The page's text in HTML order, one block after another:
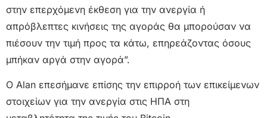
στην επερχόμενη έκθεση για την ανεργία ή
απρόβλεπτες κινήσεις της αγοράς θα μπορούσαν να
πιέσουν την τιμή προς τα κάτω, επηρεάζοντας όσους
μπήκαν αργά στην αγορά”.
Ο Alan επεσήμανε επίσης την επιρροή των επικείμενων
στοιχείων για την ανεργία στις ΗΠΑ στη